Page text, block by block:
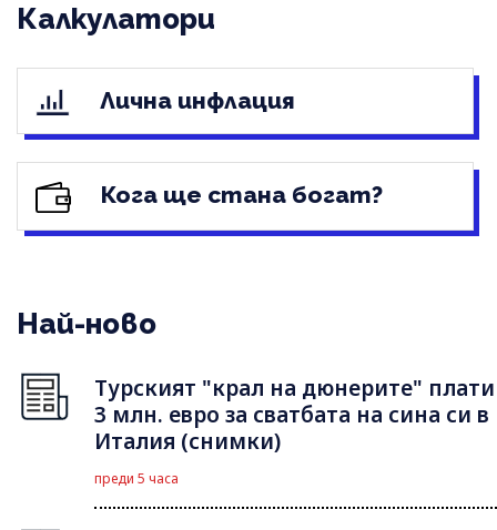
Калкулатори
Лична инфлация
Кога ще стана богат?
Най-ново
Турският "крал на дюнерите" плати
3 млн. евро за сватбата на сина си в
Италия (снимки)
преди 5 часа